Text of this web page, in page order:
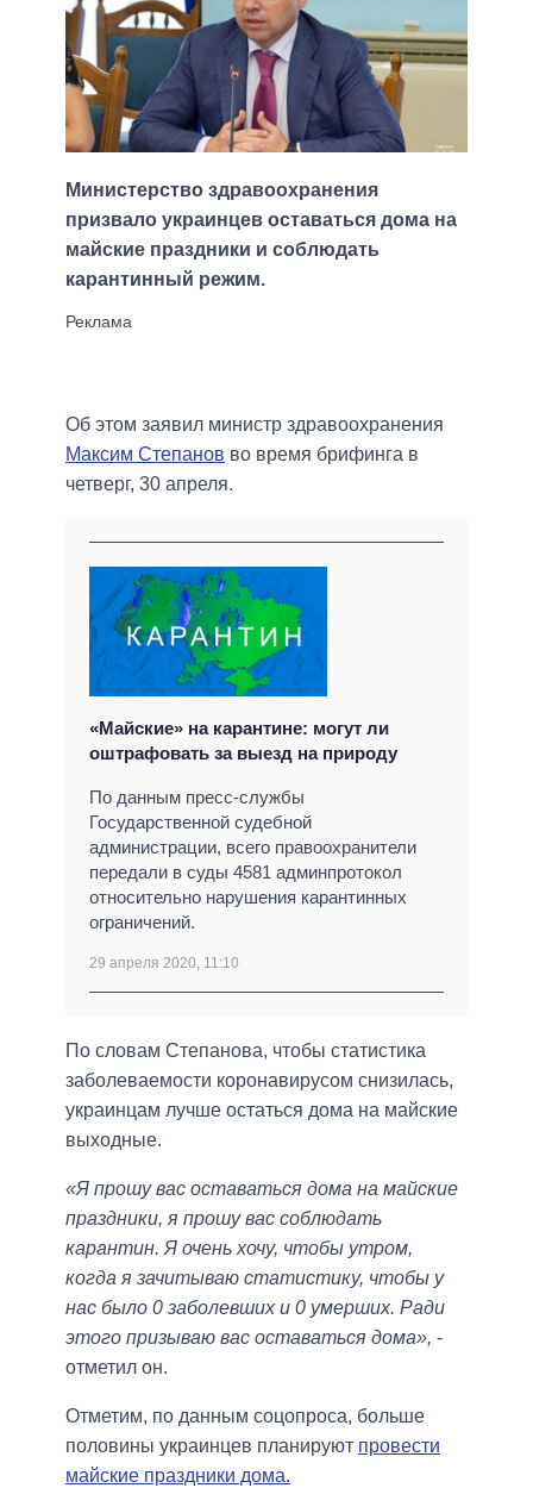
Министерство здравоохранения
призвало украинцев оставаться дома на
майские праздники и соблюдать
карантинный режим.
Об этом заявил министр здравоохранения
Максим Степанов во время брифинга в
четверг, 30 апреля.
«Майские» на карантине: могут ли
оштрафовать за выезд на природу
По данным пресс-службы
Государственной судебной
администрации, всего правоохранители
передали в суды 4581 админпротокол
относительно нарушения карантинных
ограничений.
29 апреля 2020, 11:10
По словам Степанова, чтобы статистика
заболеваемости коронавирусом снизилась,
украинцам лучше остаться дома на майские
выходные.
«Я прошу вас оставаться дома на майские
праздники, я прошу вас соблюдать
карантин. Я очень хочу, чтобы утром,
когда я зачитываю статистику, чтобы у
нас было 0 заболевших и 0 умерших. Ради
этого призываю вас оставаться дома», -
отметил он.
Отметим, по данным соцопроса, больше
половины украинцев планируют провести
майские праздники дома.